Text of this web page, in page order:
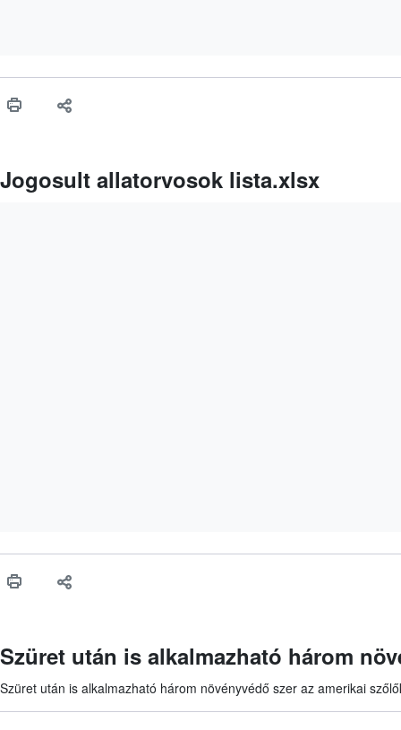
Jogosult allatorvosok lista.xlsx
Szüret után is alkalmazható három
Szüret után is alkalmazható három növényvédő szer az amerikai